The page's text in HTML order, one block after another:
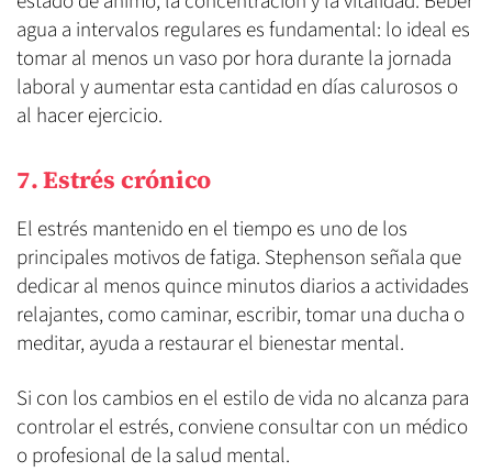
agua a intervalos regulares es fundamental: lo ideal es
tomar al menos un vaso por hora durante la jornada
laboral y aumentar esta cantidad en días calurosos o
al hacer ejercicio.
7. Estrés crónico
El estrés mantenido en el tiempo es uno de los
principales motivos de fatiga. Stephenson señala que
dedicar al menos quince minutos diarios a actividades
relajantes, como caminar, escribir, tomar una ducha o
meditar, ayuda a restaurar el bienestar mental.
Si con los cambios en el estilo de vida no alcanza para
controlar el estrés, conviene consultar con un médico
o profesional de la salud mental.